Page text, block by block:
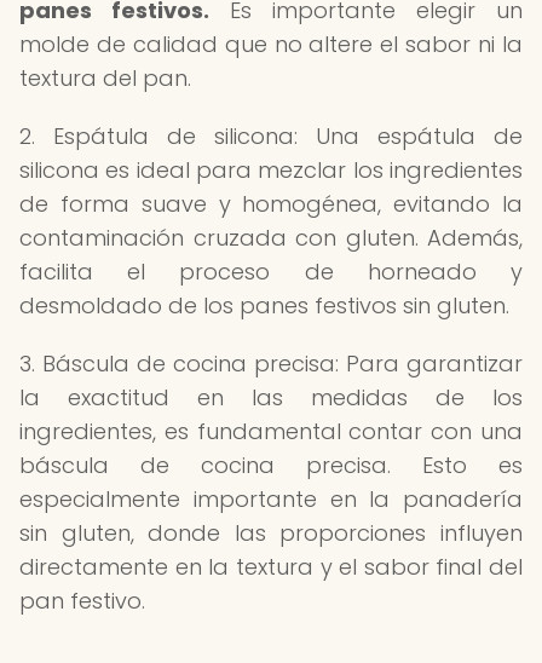
panes festivos. Es importante elegir un
molde de calidad que no altere el sabor ni la
textura del pan.
2. Espátula de silicona: Una espátula de
silicona es ideal para mezclar los ingredientes
de forma suave y homogénea, evitando la
contaminación cruzada con gluten. Además,
facilita el proceso de horneado y
desmoldado de los panes festivos sin gluten.
3. Báscula de cocina precisa: Para garantizar
la exactitud en las medidas de los
ingredientes, es fundamental contar con una
báscula de cocina precisa. Esto es
especialmente importante en la panadería
sin gluten, donde las proporciones influyen
directamente en la textura y el sabor final del
pan festivo.